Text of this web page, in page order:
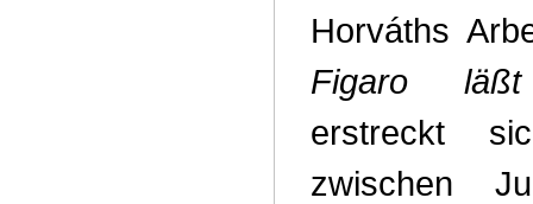
Horváths
Figaro
erstreckt
zwischen